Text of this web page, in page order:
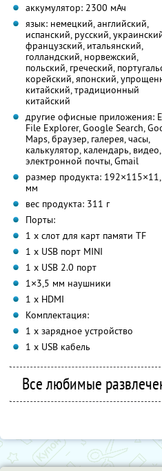
аккумулятор: 2300 мАч
язык: немецкий, английский,
испанский, русский,
французский, итальянский,
голландский, норвежский,
польский, греческий,
корейский, японский,
китайский, традиционный
китайский
другие офисные приложения:
File Explorer, Google Search,
Maps, браузер, галерея, часы,
калькулятор, календарь, видео,
электронной почты, Gmail
размер продукта:
мм
вес продукта: 311 г
Порты:
1 х слот для карт памяти TF
1 х USB порт MINI
1 х USB 2.0 порт
1×3,5 мм наушники
1 х HDMI
Комплектация:
1 х зарядное устройство
1 х USB кабель
Все любимые